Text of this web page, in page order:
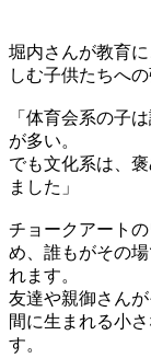
堀内さんが教育
しむ子供たちへの
「体育会系の子
が多い。
でも文化系は、
ました」
チョークアート
め、誰もがその
れます。
友達や親御さん
間に生まれる小
す。